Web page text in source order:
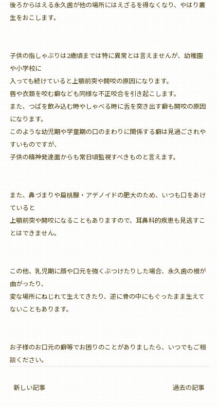
後ろからはえる永久歯が他の場所にはえざるを得なくなり、やはり叢
生をおこします。
子供の指しゃぶりは2歳頃までは特に異常とは言えませんが、幼稚園
や小学校に
入っても続けていると上顎前突や開咬の原因になります。
唇や衣類を咬む癖なども同様な不正咬合を引き起こします。
また、つばを飲み込む時やしゃべる時に舌を突き出す癖も開咬の原因
になります。
このような幼児期や学童期の口のまわりに関係する癖は見過ごされや
すいものですが、
子供の精神発達面からも常日頃監視すべきものと言えます。
また、鼻づまりや扁桃腺・アデノイドの肥大のため、いつも口をあけ
ていると
上顎前突や開咬になることもありますので、耳鼻科的疾患も見逃すこ
とはできません。
この他、乳児期に顔や口元を強くぶつけたりした場合、永久歯の根が
曲がったり、
変な場所にねじれて生えてきたり、逆に骨の中にもぐったまま生えて
ないこともあります。
お子様のお口元の癖等でお困りのことがありましたら、いつでもご相
談ください。
新しい記事 過去の記事